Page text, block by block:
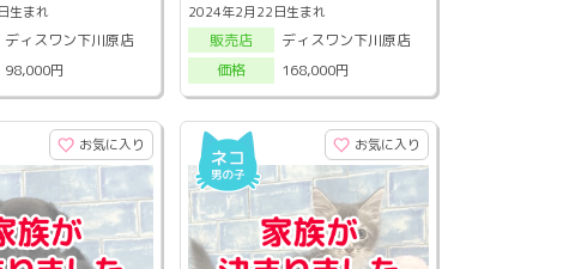
生まれ
ディスワン下川原店
98,000円
2024年2月22日生まれ
販売店
ディスワン下川原店
価格
168,000円
お気に入り お気に入り